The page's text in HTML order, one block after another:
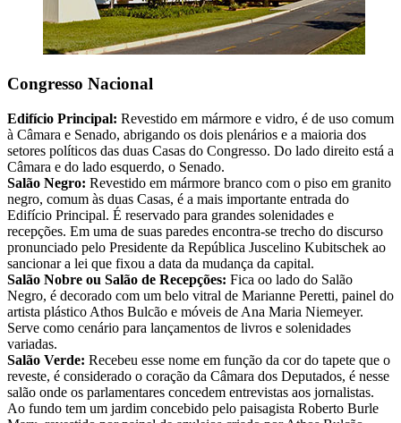
Congresso Nacional
Edifício Principal: Revestido em mármore e vidro, é de uso comum
à Câmara e Senado, abrigando os dois plenários e a maioria dos
setores políticos das duas Casas do Congresso. Do lado direito está a
Câmara e do lado esquerdo, o Senado.
Salão Negro: Revestido em mármore branco com o piso em granito
negro, comum às duas Casas, é a mais importante entrada do
Edifício Principal. É reservado para grandes solenidades e
recepções. Em uma de suas paredes encontra-se trecho do discurso
pronunciado pelo Presidente da República Juscelino Kubitschek ao
sancionar a lei que fixou a data da mudança da capital.
Salão Nobre ou Salão de Recepções: Fica oo lado do Salão
Negro, é decorado com um belo vitral de Marianne Peretti, painel do
artista plástico Athos Bulcão e móveis de Ana Maria Niemeyer.
Serve como cenário para lançamentos de livros e solenidades
variadas.
Salão Verde: Recebeu esse nome em função da cor do tapete que o
reveste, é considerado o coração da Câmara dos Deputados, é nesse
salão onde os parlamentares concedem entrevistas aos jornalistas.
Ao fundo tem um jardim concebido pelo paisagista Roberto Burle